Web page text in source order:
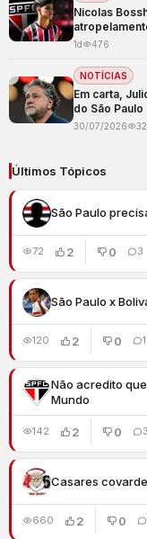
Nicolas
1d 476
NOTÍCIAS
Em carta,
do São Paulo
30/07/2026
Últimos Tópicos
São Paulo
72 2 0 3
São Paulo x
120 2 0 1
Não acredito
Mundo
142 2 0 3
Casares covarde
660 2 0